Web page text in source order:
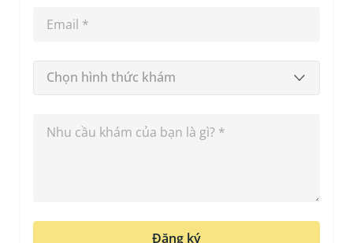
Chọn hình thức khám
Đăng ký